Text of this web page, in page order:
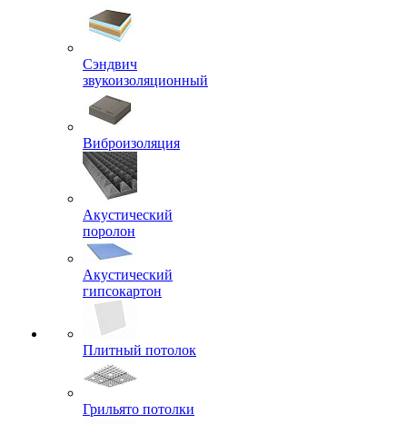
Сэндвич
звукоизоляционный
Виброизоляция
Акустический
поролон
Акустический
гипсокартон
Плитный потолок
Грильято потолки